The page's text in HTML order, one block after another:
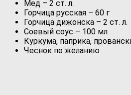
Мед – 2 ст. л.
Горчица русская – 60 г
Горчица дижонска – 2 ст. л.
Соевый соус – 100 мл
Куркума, паприка,
Чеснок по желанию